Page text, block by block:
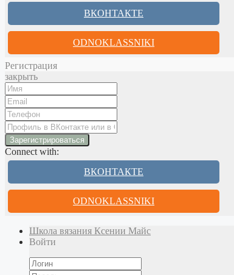
ВКОНТАКТЕ
ODNOKLASSNIKI
Регистрация
закрыть
Connect with:
ВКОНТАКТЕ
ODNOKLASSNIKI
Школа вязания Ксении Майс
Войти